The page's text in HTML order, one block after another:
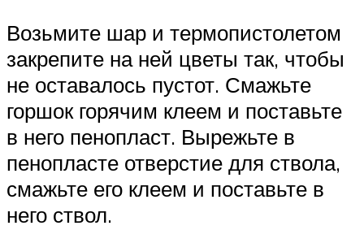
Возьмите шар и термопистолетом
закрепите на ней цветы так, чтобы
не оставалось пустот. Смажьте
горшок горячим клеем и поставьте
в него пенопласт. Вырежьте в
пенопласте отверстие для ствола,
смажьте его клеем и поставьте в
него ствол.